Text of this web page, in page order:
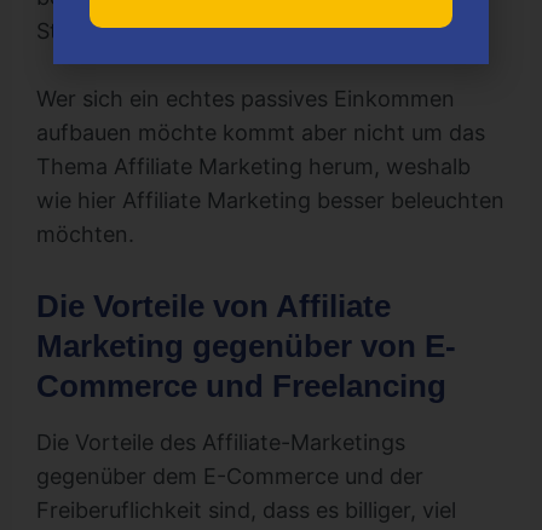
Startkapital und kann sofort starten.
Wer sich ein echtes passives Einkommen
aufbauen möchte kommt aber nicht um das
Thema Affiliate Marketing herum, weshalb
wie hier Affiliate Marketing besser beleuchten
möchten.
Die Vorteile von Affiliate
Marketing gegenüber von E-
Commerce und Freelancing
Die Vorteile des Affiliate-Marketings
gegenüber dem E-Commerce und der
Freiberuflichkeit sind, dass es billiger, viel